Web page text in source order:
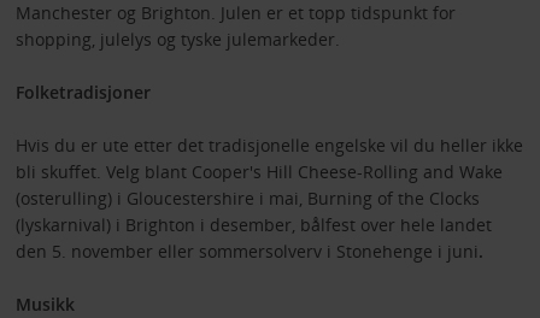
Manchester og Brighton. Julen er et topp tidspunkt for
shopping, julelys og tyske julemarkeder.
Folketradisjoner
Hvis du er ute etter det tradisjonelle engelske vil du heller ikke
bli skuffet. Velg blant Cooper's Hill Cheese-Rolling and Wake
(osterulling) i Gloucestershire i mai, Burning of the Clocks
(lyskarnival) i Brighton i desember, bålfest over hele landet
den 5. november eller sommersolverv i Stonehenge i juni.
Musikk